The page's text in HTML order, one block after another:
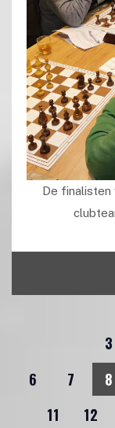
De finalisten
3
6
7 8
11
12